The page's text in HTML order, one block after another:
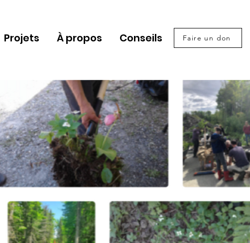
Projets À propos Conseils Faire un don